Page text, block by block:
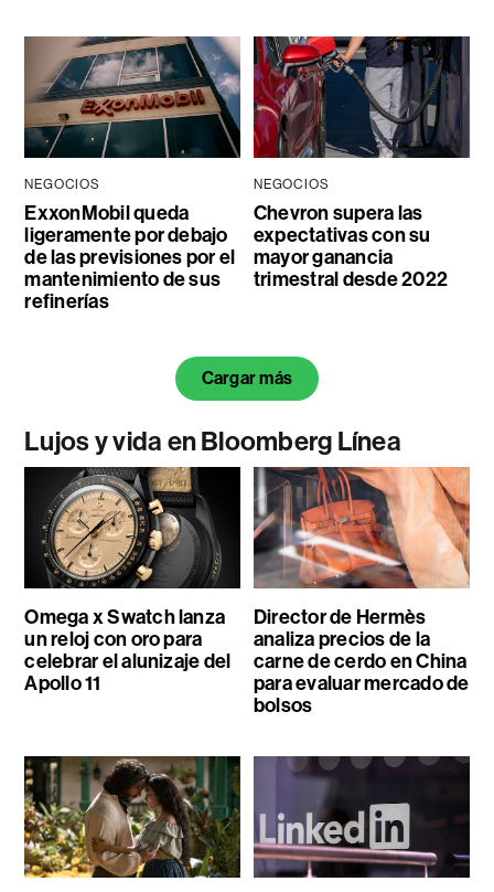
NEGOCIOS
ExxonMobil queda
ligeramente por debajo
de las previsiones por el
mantenimiento de sus
refinerías
NEGOCIOS
Chevron supera las
expectativas con su
mayor ganancia
trimestral desde 2022
Cargar más
Lujos y vida en Bloomberg Línea
Omega x Swatch lanza
un reloj con oro para
celebrar el alunizaje del
Apollo 11
Director de Hermès
analiza precios de la
carne de cerdo en China
para evaluar mercado de
bolsos